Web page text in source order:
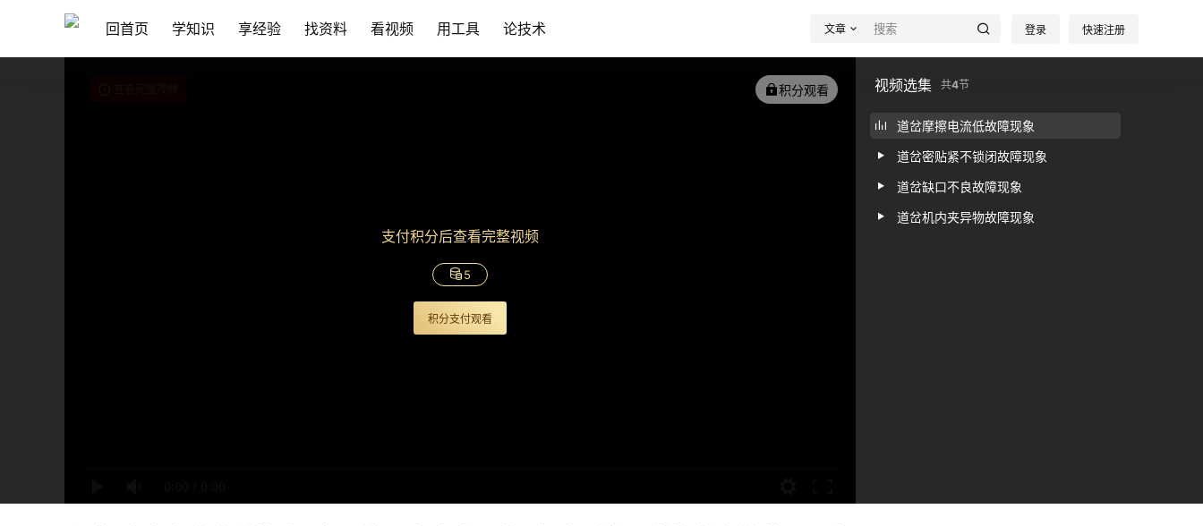
回首页 学知识 享经验 找资料 看视频 用工具 论技术 文章 登录 快速注册
积分观看
支付积分后查看完整视频
5
积分支付观看
视频选集 共4节
道岔摩擦电流低故障现象
道岔密贴紧不锁闭故障现象
道岔缺口不良故障现象
道岔机内夹异物故障现象